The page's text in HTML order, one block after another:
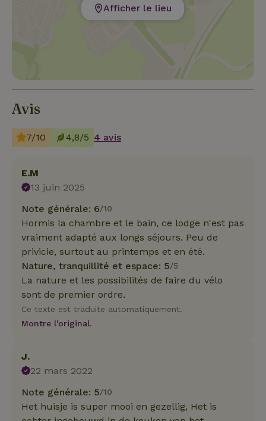
Afficher le lieu
Avis
7/10 4,8/5 4 avis
E.M
13 juin 2025
Note générale: 6/10
Hormis la chambre et le bain, ce lodge n'est pas
vraiment adapté aux longs séjours. Peu de
privicie, surtout au printemps et en été.
Nature, tranquillité et espace: 5/5
La nature et les possibilités de faire du vélo
sont de premier ordre.
Ce texte est traduite automatiquement.
Montre l'original.
J.
22 mars 2022
Note générale: 5/10
Het huisje is super mooi en gezellig, Het is